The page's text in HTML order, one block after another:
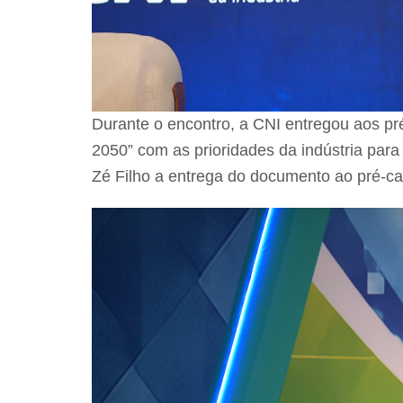
Durante o encontro, a CNI entregou aos
2050” com as prioridades da indústria
Zé Filho a entrega do documento ao pré-